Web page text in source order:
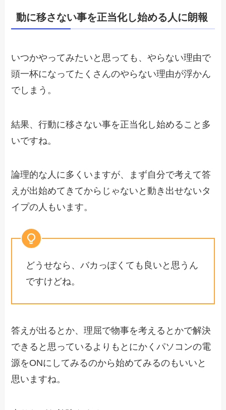
動に移さない事を正当化し始める人に朗報
いつかやってみたいと思っても、やらない理由で
頭一杯になってたくさんのやらない理由が浮かん
でしまう。
結果、行動に移さない事を正当化し始めること多
いですね。
論理的な人に多くいますが、まず自分で考えて答
えが出始めてきてからじゃないと動き出せないタ
イプの人もいます。
どうせなら、バカっぽくても良いと思うん
ですけどね。
答えが出るとか、理屈で物事を考えるとかで解決
できると思っているよりもとにかくパソコンの電
源をONにしてみるのから始めてみるのもいいと
思いますね。